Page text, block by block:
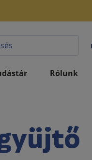
Rólunk